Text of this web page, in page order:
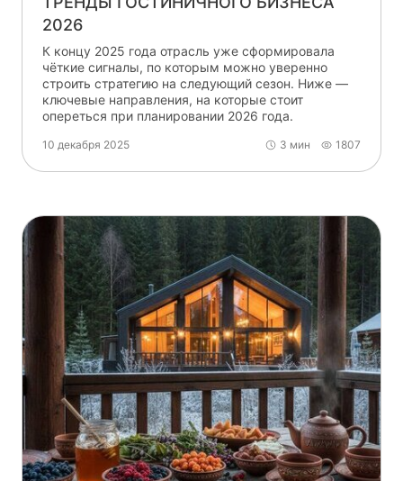
2026
К концу 2025 года отрасль уже сформировала
чёткие сигналы, по которым можно уверенно
строить стратегию на следующий сезон. Ниже —
ключевые направления, на которые стоит
опереться при планировании 2026 года.
10 декабря 2025 3 мин 1807